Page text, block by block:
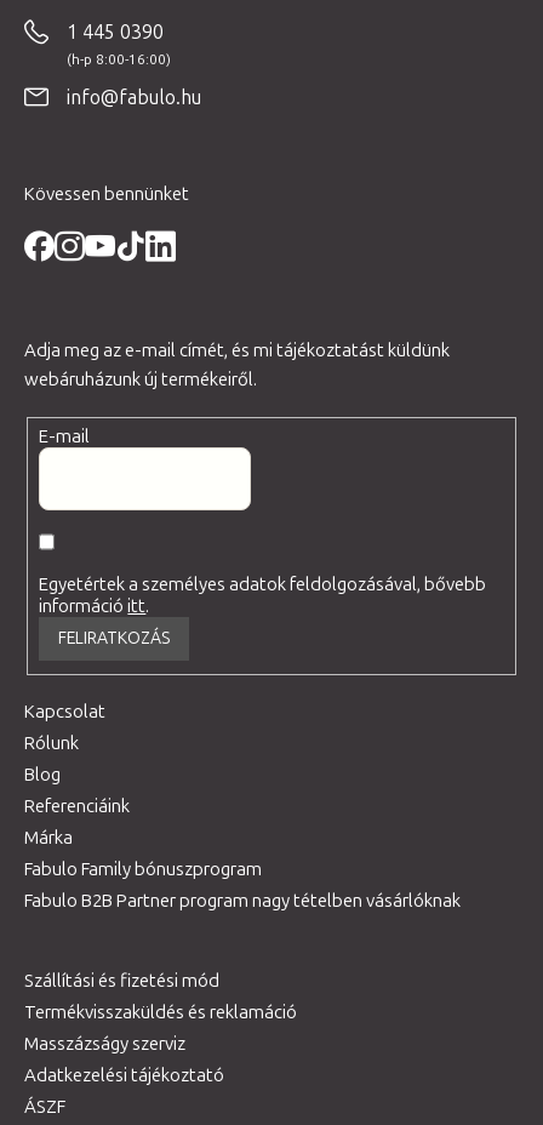
1 445 0390
info@fabulo.hu
Kövessen bennünket
Adja meg az e-mail címét, és mi tájékoztatást küldünk
webáruházunk új termékeiről.
E-mail
Egyetértek a személyes adatok feldolgozásával, bővebb
információitt.
FELIRATKOZÁS
Kapcsolat
Rólunk
Blog
Referenciáink
Márka
Fabulo Family bónuszprogram
Fabulo B2B Partner program nagy tételben vásárlóknak
Szállítási és fizetési mód
Termékvisszaküldés és reklamáció
Masszázságy szerviz
Adatkezelési tájékoztató
ÁSZF